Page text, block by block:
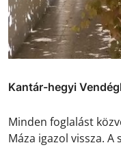
Kantár-hegyi
Minden foglalást
Máza igazol vissza. A